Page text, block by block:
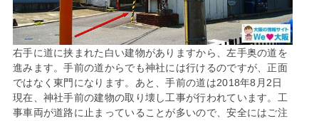
右手に道に挟まれた白い建物がありますから、左手奥の道を
進みます。手前の道からでも神社には行けるのですが、正面
ではなく東門になります。あと、手前の道は2018年8月2日
現在、神社手前の建物の取り壊し工事が行われています。工
事車両が道路に止まっていることが多いので、安全にはご注